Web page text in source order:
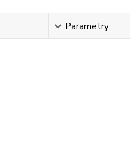
Parametry